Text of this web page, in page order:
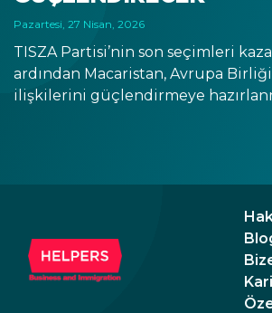
Pazartesi, 27 Nisan, 2026
TISZA Partisi’nin son seçimleri
ardından Macaristan, Avrupa
ilişkilerini güçlendirmeye
de gündeme getirmektedir.
vermekte ve bu durum
yatırım açısından daha da cazip bir
destinasyon hâline getirmektedir.